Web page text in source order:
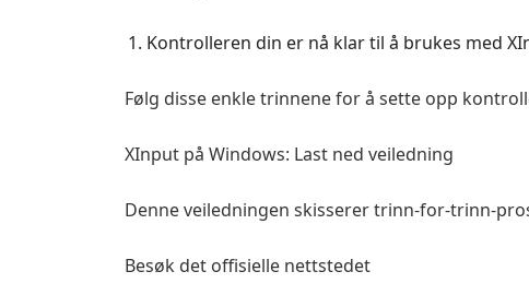
Kontrolleren din er nå klar til å brukes med
Følg disse enkle trinnene for å sette opp
XInput på Windows: Last ned veiledning
Denne veiledningen skisserer trinn-for-trinn-
Besøk det offisielle nettstedet